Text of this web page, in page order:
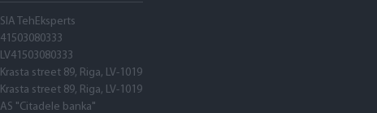
SIA TehEksperts
41503080333
LV41503080333
Krasta street 89, Riga, LV-1019
Krasta street 89, Riga, LV-1019
AS "Citadele banka"